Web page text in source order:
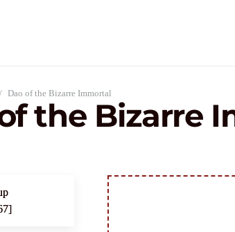
/ Dao of the Bizarre Immortal
the Bizarre